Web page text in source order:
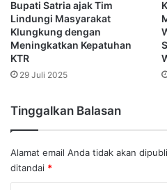
Bupati Satria ajak Tim
Lindungi Masyarakat
Klungkung dengan
Meningkatkan Kepatuhan
KTR
29 Juli 2025
Tinggalkan Balasan
Alamat email Anda tidak akan
ditandai *